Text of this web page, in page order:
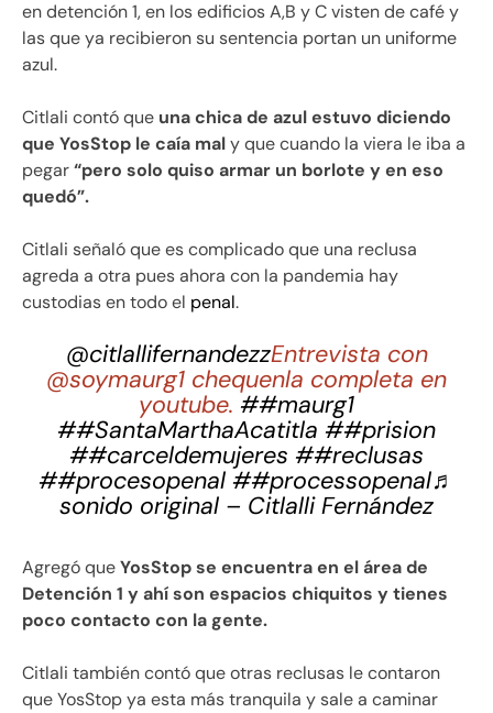
en detención 1, en los edificios A,B y C visten de café y
las que ya recibieron su sentencia portan un uniforme
azul.
Citlali contó que una chica de azul estuvo diciendo
que YosStop le caía maly que cuando la viera le iba a
pegar“pero solo quiso armar un borlote y en eso
quedó”.
Citlali señaló que es complicado que una reclusa
agreda a otra pues ahora con la pandemia hay
custodias en todo el penal.
@citlallifernandezzEntrevista con
@soymaurg1 chequenla completa en
youtube. ##maurg1
##SantaMarthaAcatitla ##prision
##carceldemujeres ##reclusas
##procesopenal ##processopenal♬
sonido original – Citlalli Fernández
Agregó queYosStop se encuentra en el área de
Detención 1 y ahí son espacios chiquitos y tienes
poco contacto con la gente.
Citlali también contó que otras reclusas le contaron
que YosStop ya esta más tranquila y sale a caminar